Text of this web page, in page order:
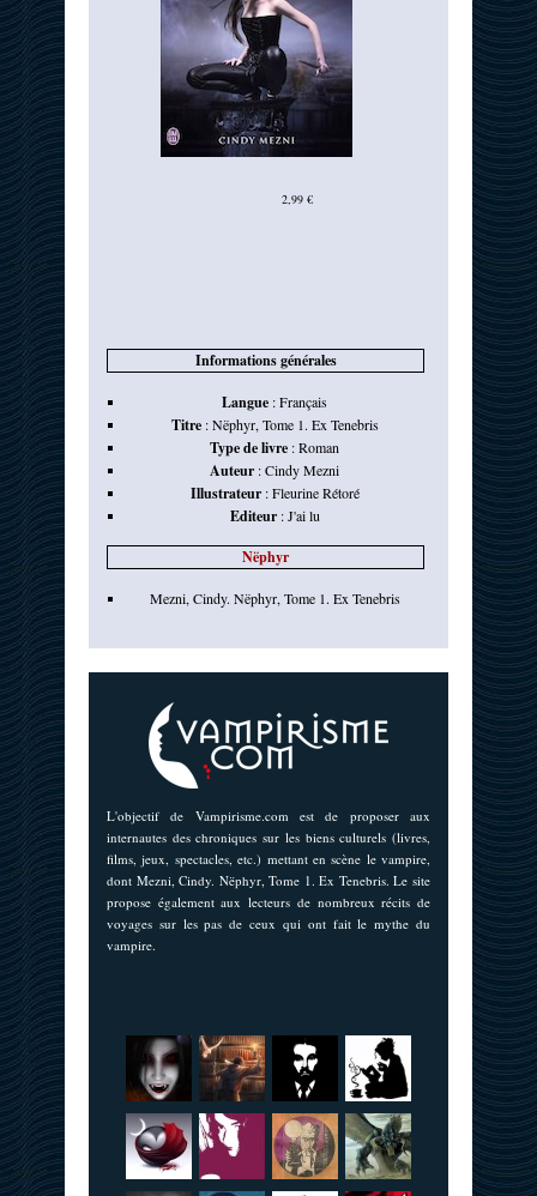
2,99 €
Informations générales
Langue :Français
Titre:Nëphyr, Tome 1. Ex Tenebris
Type de livre :Roman
Auteur :Cindy Mezni
Illustrateur:Fleurine Rétoré
Editeur:J'ai lu
Nëphyr
Mezni, Cindy. Nëphyr, Tome 1. Ex Tenebris
L'objectif de Vampirisme.com est de proposer aux
internautes des chroniques sur les biens culturels (livres,
films, jeux, spectacles, etc.) mettant en scène le vampire,
dont Mezni, Cindy. Nëphyr, Tome 1. Ex Tenebris. Le site
propose également aux lecteurs de nombreux récits de
voyages sur les pas de ceux qui ont fait le mythe du
vampire.